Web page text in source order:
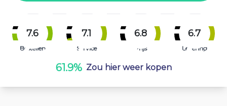
7.6
Bestellen
7.1
Service
6.8
Prijs
6.7
Levering
61.9% Zou hier weer kopen